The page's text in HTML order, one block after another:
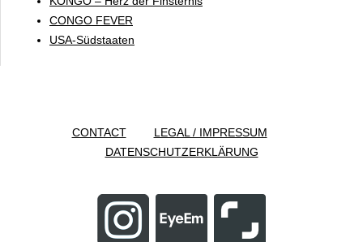
CONGO FEVER
USA-Südstaaten
CONTACT
LEGAL / IMPRESSUM
DATENSCHUTZERKLÄRUNG